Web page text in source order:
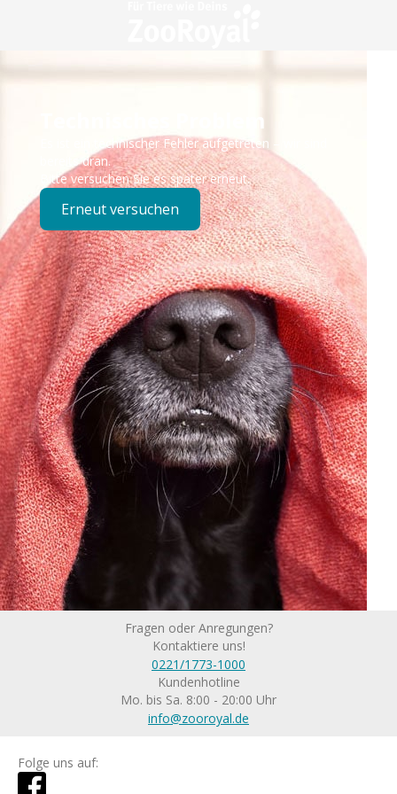
Technisches Problem
Es ist ein technischer Fehler aufgetreten – wir sind
bereits dran.
Bitte versuchen Sie es später erneut.
Erneut versuchen
Fragen oder Anregungen?
Kontaktiere uns!
0221/1773-1000
Kundenhotline
Mo. bis Sa. 8:00 - 20:00 Uhr
info@zooroyal.de
Folge uns auf: